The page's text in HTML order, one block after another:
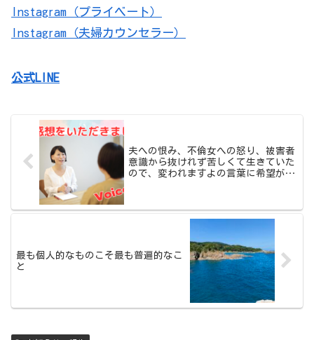
Instagram（プライベート）
Instagram（夫婦カウンセラー）
公式LINE
夫への恨み、不倫女への怒り、被害者
意識から抜けれず苦しくて生きていた
ので、変われますよの言葉に希望が持
最も個人的なものこそ最も普遍的なこ
と